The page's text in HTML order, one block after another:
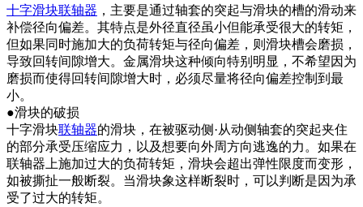
十字滑块联轴器 ，主要是通过轴套的突起与滑块的槽的滑动来
补偿径向偏差。其特点是外径直径虽小但能承受很大的转矩，
但如果同时施加大的负荷转矩与径向偏差，则滑块槽会磨损，
导致回转间隙增大。金属滑块这种倾向特别明显，不希望因为
磨损而使得回转间隙增大时，必须尽量将径向偏差控制到最
小。
●滑块的破损
十字滑块联轴器的滑块，在被驱动侧·从动侧轴套的突起夹住
的部分承受压缩应力，以及想要向外周方向逃逸的力。如果在
联轴器上施加过大的负荷转矩，滑块会超出弹性限度而变形，
如被撕扯一般断裂。当滑块象这样断裂时，可以判断是因为承
受了过大的转矩。